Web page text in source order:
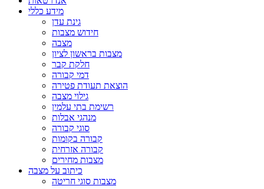
מידע כללי
גינת עדן
חידוש מצבות
מצבה
מצבות בראשון לציון
חלקת קבר
דמי קבורה
הוצאת תעודת פטירה
גילוי מצבה
רשימת בתי עלמין
מנהגי אבלות
סוגי קבורה
קבורה בקומות
קבורה אזרחית
מצבות מחירים
כיתוב על מצבה
מצבות סוגי חריטה